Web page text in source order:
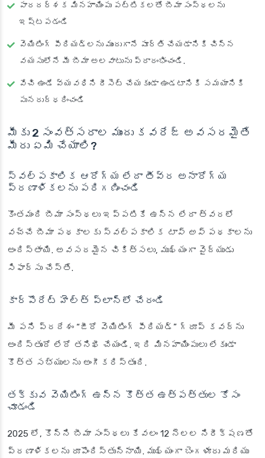
పారదర్శక మినహాయింపు పట్టికలతో బీమా సంస్థలను
ఇష్టపడండి
వెయిటింగ్ పీరియడ్‌లను ముందుగానే పూర్తి చేయడానికి చిన్న
వయసులోనే మీ బీమా అలవాటును ప్రారంభించండి.
వేచి ఉండే వ్యవధిని రీసెట్ చేయకుండా ఉండటానికి సమయానికి
పునరుద్ధరించండి
మీకు 2 సంవత్సరాల ముందు కవరేజ్ అవసరమైతే
మీరు ఏమి చేయాలి?
స్వల్పకాలిక ఆరోగ్య లేదా తీవ్ర అనారోగ్య
ప్రణాళికలను పరిగణించండి
కొంతమంది బీమా సంస్థలు ఇప్పటికే ఉన్న లేదా త్వరలో
వచ్చే బీమా పథకాలకు స్వల్పకాలిక టాప్ అప్ పథకాలను
అందిస్తాయి. అవసరమైన చికిత్సలు, ముఖ్యంగా వైద్యుడు
సిఫార్సు చేస్తే.
కార్పొరేట్ హెల్త్ ప్లాన్‌లో చేరండి
మీ పని ప్రదేశం “జీరో వెయిటింగ్ పీరియడ్” గ్రూప్ కవర్‌ను
అందిస్తుందో లేదో తనిఖీ చేయండి. ఇది మినహాయింపులు లేకుండా
కొత్త సభ్యులను అంగీకరిస్తుంది.
తక్కువ వెయిటింగ్ ఉన్న కొత్త ఉత్పత్తుల కోసం
చూడండి
2025 లో, కొన్ని బీమా సంస్థలు కేవలం 12 నెలల నిరీక్షణతో
ప్రణాళికలను రూపొందిస్తున్నాయి. ముఖ్యంగా బెంగళూరు మరియు